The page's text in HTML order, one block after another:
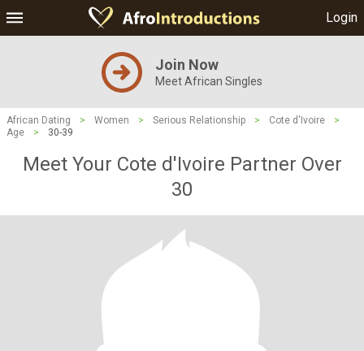
Login
Join Now
Meet African Singles
African Dating > Women > Serious Relationship > Cote d'Ivoire
>
Age
> 30-39
Meet Your Cote d'Ivoire Partner Over
30